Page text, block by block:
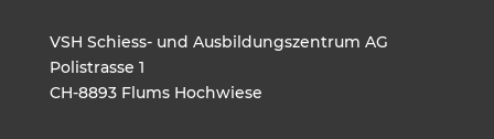
VSH Schiess- und Ausbildungszentrum AG
Polistrasse 1
CH-8893 Flums Hochwiese